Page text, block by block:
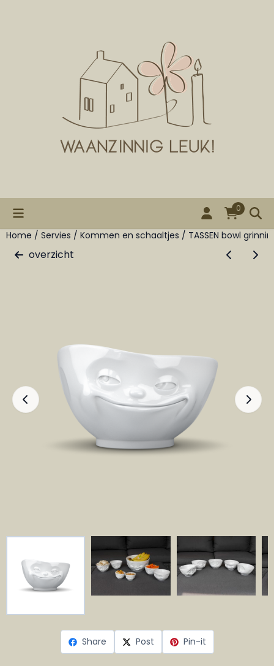
0
Home / Servies / Kommen en schaaltjes / TASSEN bowl
overzicht
Share Post Pin-it